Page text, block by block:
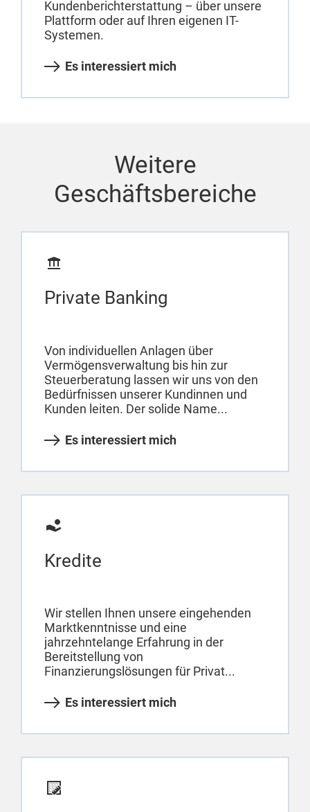
Kundenberichterstattung – über unsere
Plattform oder auf Ihren eigenen IT-
Systemen.
Es interessiert mich
Weitere
Geschäftsbereiche
Private Banking
Von individuellen Anlagen über
Vermögensverwaltung bis hin zur
Steuerberatung lassen wir uns von den
Bedürfnissen unserer Kundinnen und
Kunden leiten. Der solide Name...
Es interessiert mich
Kredite
Wir stellen Ihnen unsere eingehenden
Marktkenntnisse und eine
jahrzehntelange Erfahrung in der
Bereitstellung von
Finanzierungslösungen für Privat...
Es interessiert mich